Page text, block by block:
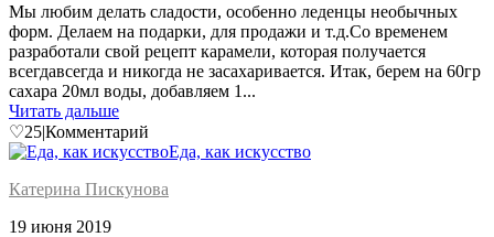
Мы любим делать сладости, особенно леденцы необычных
форм. Делаем на подарки, для продажи и т.д.Со временем
разработали свой рецепт карамели, которая получается
всегдавсегда и никогда не засахаривается. Итак, берем на 60гр
сахара 20мл воды, добавляем 1...
Читать дальше
♡25|Комментарий
Еда, как искусство
Катерина Пискунова
19 июня 2019